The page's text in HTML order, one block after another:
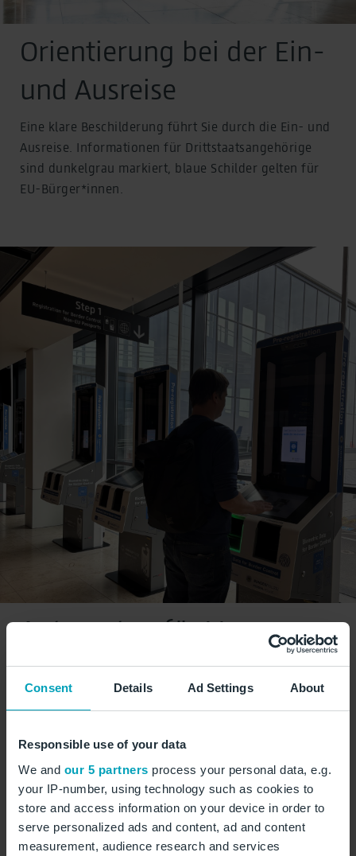
Consent Details Ad Settings About
Responsible use of your data
We and our 5 partners process your personal data, e.g.
your IP-number, using technology such as cookies to
store and access information on your device in order to
serve personalized ads and content, ad and content
measurement, audience research and services
Orientierung bei der Ein-
und Ausreise
Eine klare Beschilderung führt Sie durch die Ein- und
Ausreise. Informationen für Drittstaatsangehörige
sind dunkelgrau markiert, blaue Schilder gelten für
EU-Bürger*innen.
Automaten für Vor-
Registrierung bei Einreise
nutzen
Bei der Einreise empfehlen wir Passagieren, sich an
den vorgeschalteten Automaten vorab zu registrieren,
bevor sie zu den Beamt*innen am
Grenzkontrollschalter gehen, um Ihre Kontrollzeit zu
verringern.